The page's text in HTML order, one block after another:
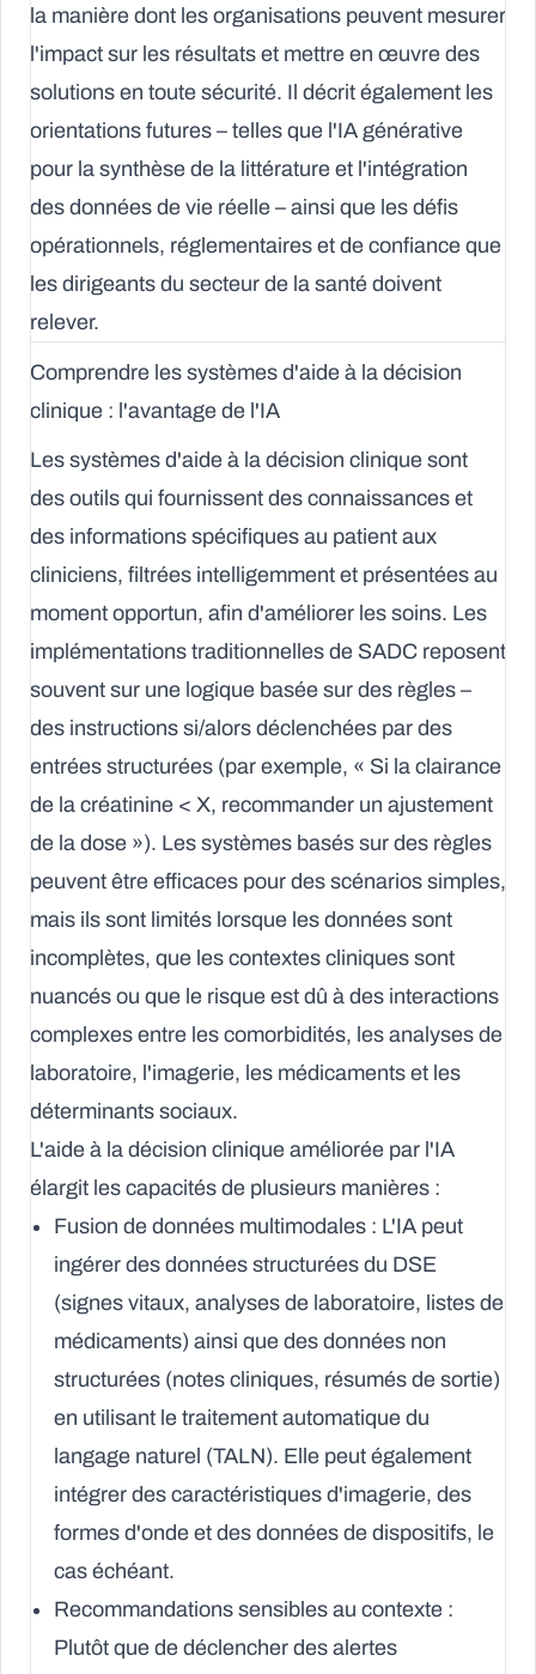
la manière dont les organisations peuvent mesurer
l'impact sur les résultats et mettre en œuvre des
solutions en toute sécurité. Il décrit également les
orientations futures – telles que l'IA générative
pour la synthèse de la littérature et l'intégration
des données de vie réelle – ainsi que les défis
opérationnels, réglementaires et de confiance que
les dirigeants du secteur de la santé doivent
relever.
Comprendre les systèmes d'aide à la décision
clinique : l'avantage de l'IA
Les systèmes d'aide à la décision clinique sont
des outils qui fournissent des connaissances et
des informations spécifiques au patient aux
cliniciens, filtrées intelligemment et présentées au
moment opportun, afin d'améliorer les soins. Les
implémentations traditionnelles de SADC reposent
souvent sur une logique basée sur des règles –
des instructions si/alors déclenchées par des
entrées structurées (par exemple, « Si la clairance
de la créatinine < X, recommander un ajustement
de la dose »). Les systèmes basés sur des règles
peuvent être efficaces pour des scénarios simples,
mais ils sont limités lorsque les données sont
incomplètes, que les contextes cliniques sont
nuancés ou que le risque est dû à des interactions
complexes entre les comorbidités, les analyses de
laboratoire, l'imagerie, les médicaments et les
déterminants sociaux.
L'aide à la décision clinique améliorée par l'IA
élargit les capacités de plusieurs manières :
Fusion de données multimodales : L'IA peut
ingérer des données structurées du DSE
(signes vitaux, analyses de laboratoire, listes de
médicaments) ainsi que des données non
structurées (notes cliniques, résumés de sortie)
en utilisant le traitement automatique du
langage naturel (TALN). Elle peut également
intégrer des caractéristiques d'imagerie, des
formes d'onde et des données de dispositifs, le
cas échéant.
Recommandations sensibles au contexte :
Plutôt que de déclencher des alertes